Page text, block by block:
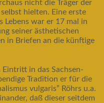
nicht die Träger der
hielten. Eine erste
Lebens war er 17 mal in
seiner ästhetischen
in Briefen an die künftige
Eintritt in das Sachsen-
Tradition er für die
vulgaris” Röhrs u.a.
daß dieser seitdem